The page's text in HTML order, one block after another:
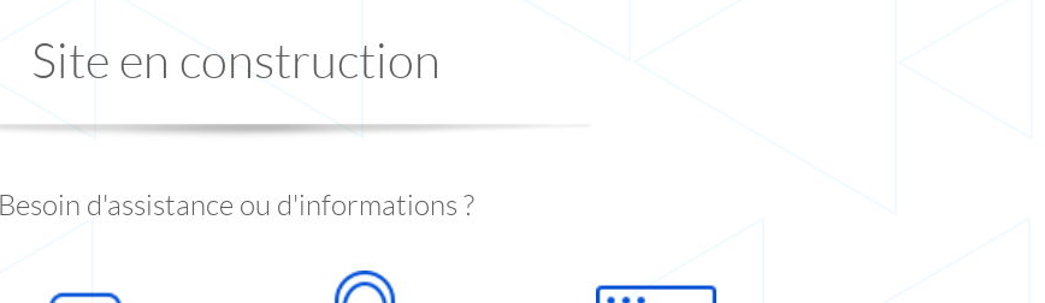
Site en construction
Besoin d'assistance ou d'informations ?